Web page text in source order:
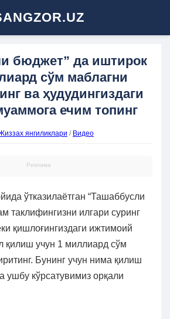
бюджет” да иштирок
сўм маблагни
ва ҳудудингиздаги
ечим топинг
янгиликлари / Видео
Реклама
ўтказилаётган “Ташаббусли
таклифингизни илгари суринг
қишлоғингиздаги ижтимоий
қилиш учун 1 миллиард сўм
Бунинг учун нима қилиш
ушбу кўрсатувимиз орқали